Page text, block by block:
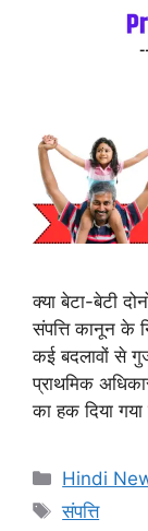
क्या बेटा-बेटी
संपत्ति कानून के
कई बदलावों से
प्राथमिक
का हक दिया
Hindi
Tags
संपत्ति